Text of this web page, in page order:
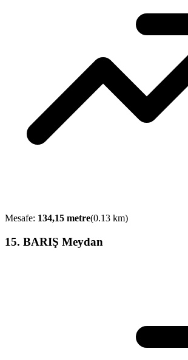
Mesafe: 134,15 metre(0.13 km)
15. BARIŞ Meydan